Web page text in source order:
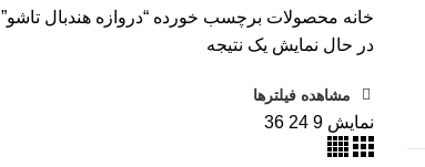
خانه محصولات برچسب خورده “دروازه هندبال تاشو”
در حال نمایش یک نتیجه
مشاهده فیلترها
نمایش9
24
36